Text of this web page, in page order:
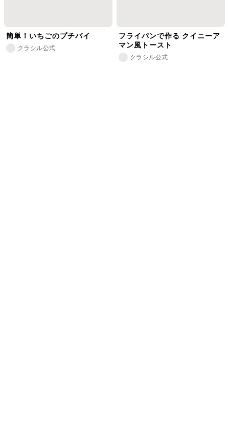
簡単！いちごのプチパイ
クラシル公式
フライパンで作る クイニーア
マン風トースト
クラシル公式